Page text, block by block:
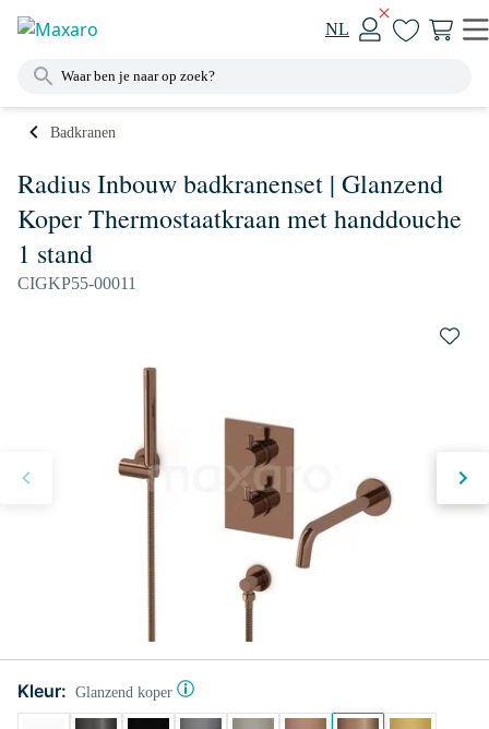
NL
Badkranen
Radius Inbouw badkranenset | Glanzend
Koper Thermostaatkraan met handdouche
1 stand
CIGKP55-00011
Kleur: Glanzend koper